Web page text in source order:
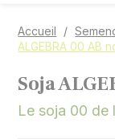
Accueil
ALGEBRA 00 AB
Soja
Le soja 00 de